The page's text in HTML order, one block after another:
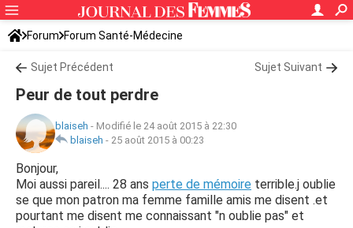
Forum Forum Santé-Médecine
Symptômes et maladies courantes
Sujet Précédent Sujet Suivant
Peur de tout perdre
blaiseh - Modifié le 24 août 2015 à 22:30
blaiseh - 25 août 2015 à 00:23
Bonjour,
Moi aussi pareil.... 28 ans perte de mémoire terrible.j oublie
se que mon patron ma femme famille amis me disent .et
pourtant me disent me connaissant "n oublie pas" et